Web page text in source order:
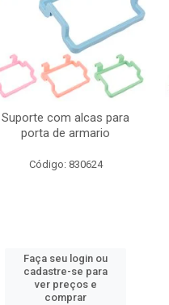
Suporte com alcas para
porta de armario
Código: 830624
Faça seu login ou
cadastre-se para
ver preços e
comprar